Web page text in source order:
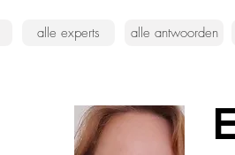
alle experts alle antwoorden